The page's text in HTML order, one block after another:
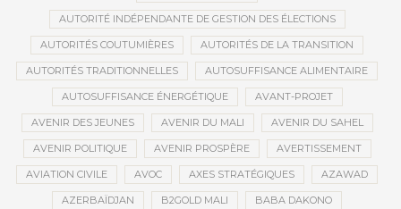
AUTORITÉ INDÉPENDANTE DE GESTION DES ÉLECTIONS
AUTORITÉS COUTUMIÈRES AUTORITÉS DE LA TRANSITION
AUTORITÉS TRADITIONNELLES AUTOSUFFISANCE ALIMENTAIRE
AUTOSUFFISANCE ÉNERGÉTIQUE AVANT-PROJET
AVENIR DES JEUNES AVENIR DU MALI AVENIR DU SAHEL
AVENIR POLITIQUE AVENIR PROSPÈRE AVERTISSEMENT
AVIATION CIVILE AVOC AXES STRATÉGIQUES AZAWAD
AZERBAÏDJAN B2GOLD MALI BABA DAKONO